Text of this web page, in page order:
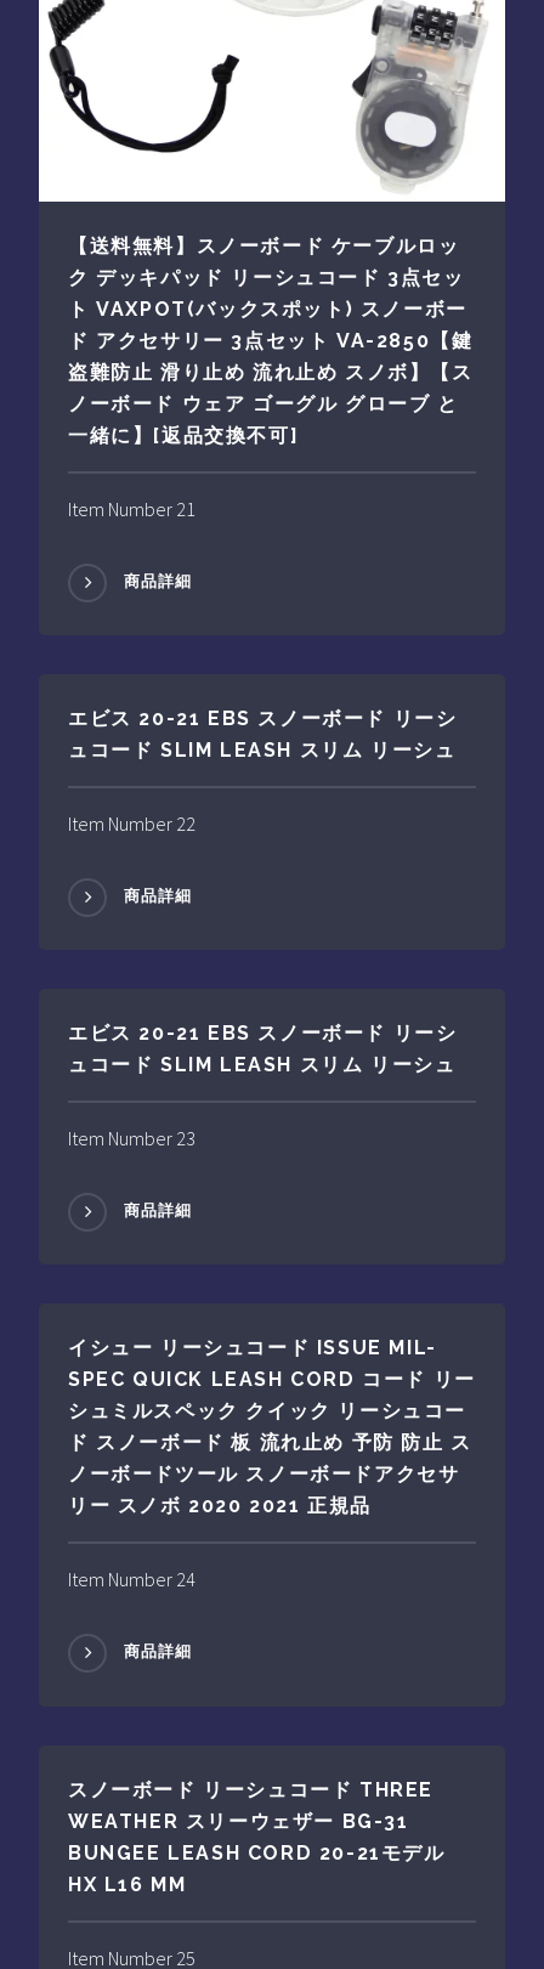
【送料無料】スノーボード ケーブルロッ
ク デッキパッド リーシュコード 3点セッ
ト VAXPOT(バックスポット) スノーボー
ド アクセサリー 3点セット VA-2850【鍵
盗難防止 滑り止め 流れ止め スノボ】【ス
ノーボード ウェア ゴーグル グローブ と
一緒に】[返品交換不可]
Item Number 21
商品詳細
エビス 20-21 EBS スノーボード リーシ
ュコード SLIM LEASH スリム リーシュ
Item Number 22
商品詳細
エビス 20-21 EBS スノーボード リーシ
ュコード SLIM LEASH スリム リーシュ
Item Number 23
商品詳細
イシュー リーシュコード ISSUE MIL-
SPEC QUICK LEASH CORD コード リー
シュミルスペック クイック リーシュコー
ド スノーボード 板 流れ止め 予防 防止 ス
ノーボードツール スノーボードアクセサ
リー スノボ 2020 2021 正規品
Item Number 24
商品詳細
スノーボード リーシュコード THREE
WEATHER スリーウェザー BG-31
BUNGEE LEASH CORD 20-21モデル
HX L16 MM
Item Number 25